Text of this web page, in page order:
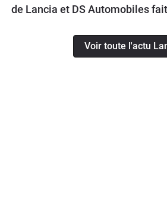
de Lancia et DS Automobiles
Voir toute l'actu